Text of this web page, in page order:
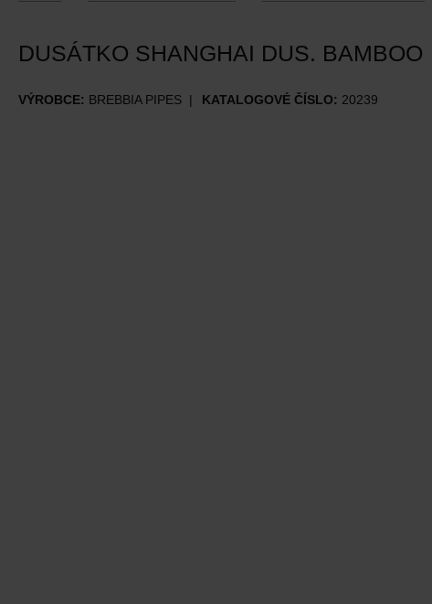
DUSÁTKO SHANGHAI DUS. BAMBOO
VÝROBCE: BREBBIA PIPES KATALOGOVÉ ČÍSLO: 20239